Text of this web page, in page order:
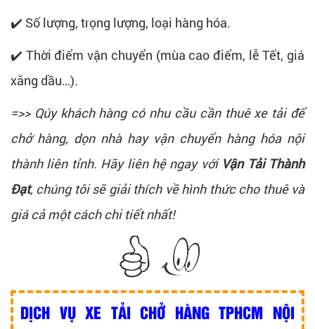
✔️ Số lượng, trọng lượng, loại hàng hóa.
✔️ Thời điểm vận chuyển (mùa cao điểm, lễ Tết, giá
xăng dầu…).
=>> Qúy khách hàng có nhu cầu cần thuê xe tải để
chở hàng, dọn nhà hay vận chuyển hàng hóa nội
thành liên tỉnh. Hãy liên hệ ngay với Vận Tải Thành
Đạt, chúng tôi sẽ giải thích về hình thức cho thuê và
giá cả một cách chi tiết nhất!
DỊCH VỤ XE TẢI CHỞ HÀNG TPHCM NỘI